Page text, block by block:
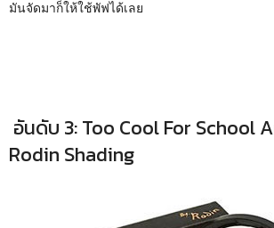
มันจัดมาก็ให้ใช้พัฟได้เลย
อันดับ 3: Too Cool For School
Rodin Shading